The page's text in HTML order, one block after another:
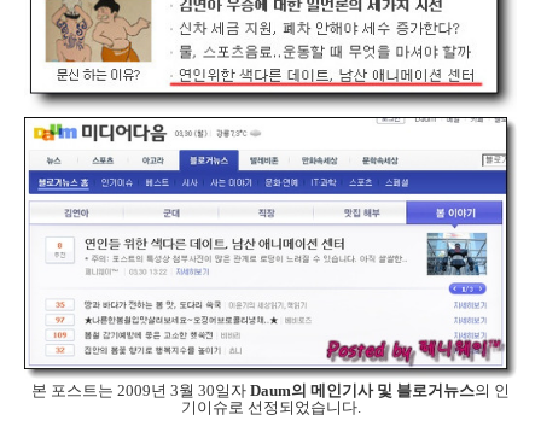
본 포스트는 2009년 3월 30일자 Daum의 메인기사 및 블로거뉴스의 인
기이슈로 선정되었습니다.